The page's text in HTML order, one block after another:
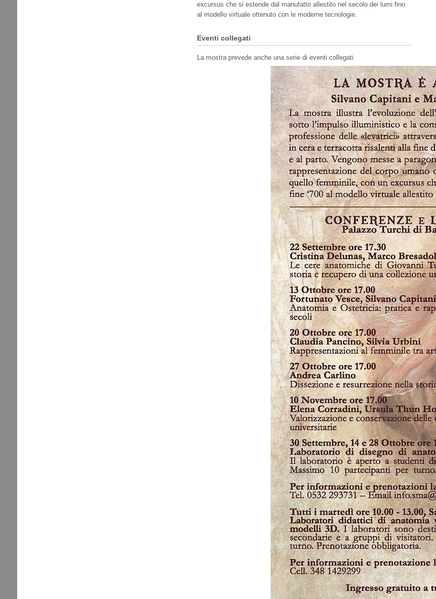
excursus che si estende dal manufatto allestito nel secolo dei lumi fino
al modello virtuale ottenuto con le moderne tecnologie.
Eventi collegati
La mostra prevede anche una serie di eventi collegati